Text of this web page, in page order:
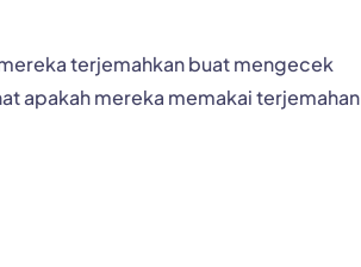
terjemahkan buat mengecek
apakah mereka memakai terjemahan